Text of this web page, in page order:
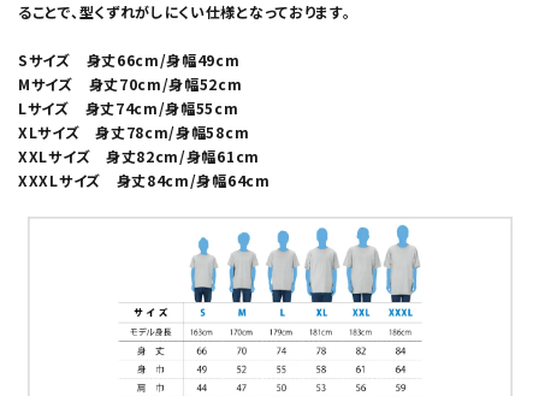
ることで、型くずれがしにくい仕様となっております。
Sサイズ 身丈66cm/身幅49cm
Mサイズ 身丈70cm/身幅52cm
Lサイズ 身丈74cm/身幅55cm
XLサイズ 身丈78cm/身幅58cm
XXLサイズ 身丈82cm/身幅61cm
XXXLサイズ 身丈84cm/身幅64cm